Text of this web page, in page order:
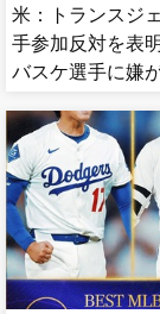
米：トランスジ
手参加反対を表
バスケ選手に嫌
肘鉄を顔面に食
反応]